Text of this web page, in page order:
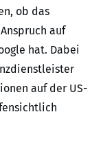
ob das
auf
hat. Dabei
auf der US-